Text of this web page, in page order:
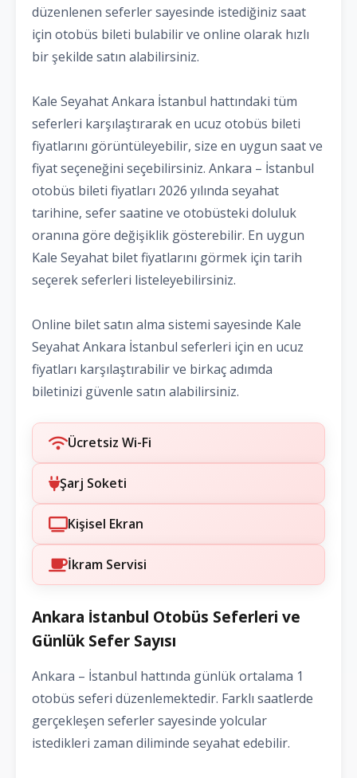
düzenlenen seferler sayesinde istediğiniz saat
için otobüs bileti bulabilir ve online olarak hızlı
bir şekilde satın alabilirsiniz.
Kale Seyahat Ankara İstanbul hattındaki tüm
seferleri karşılaştırarak en ucuz otobüs bileti
fiyatlarını görüntüleyebilir, size en uygun saat ve
fiyat seçeneğini seçebilirsiniz. Ankara – İstanbul
otobüs bileti fiyatları 2026 yılında seyahat
tarihine, sefer saatine ve otobüsteki doluluk
oranına göre değişiklik gösterebilir. En uygun
Kale Seyahat bilet fiyatlarını görmek için tarih
seçerek seferleri listeleyebilirsiniz.
Online bilet satın alma sistemi sayesinde Kale
Seyahat Ankara İstanbul seferleri için en ucuz
fiyatları karşılaştırabilir ve birkaç adımda
biletinizi güvenle satın alabilirsiniz.
Ücretsiz Wi-Fi
Şarj Soketi
Kişisel Ekran
İkram Servisi
Ankara İstanbul Otobüs Seferleri ve
Günlük Sefer Sayısı
Ankara – İstanbul hattında günlük ortalama 1
otobüs seferi düzenlemektedir. Farklı saatlerde
gerçekleşen seferler sayesinde yolcular
istedikleri zaman diliminde seyahat edebilir.